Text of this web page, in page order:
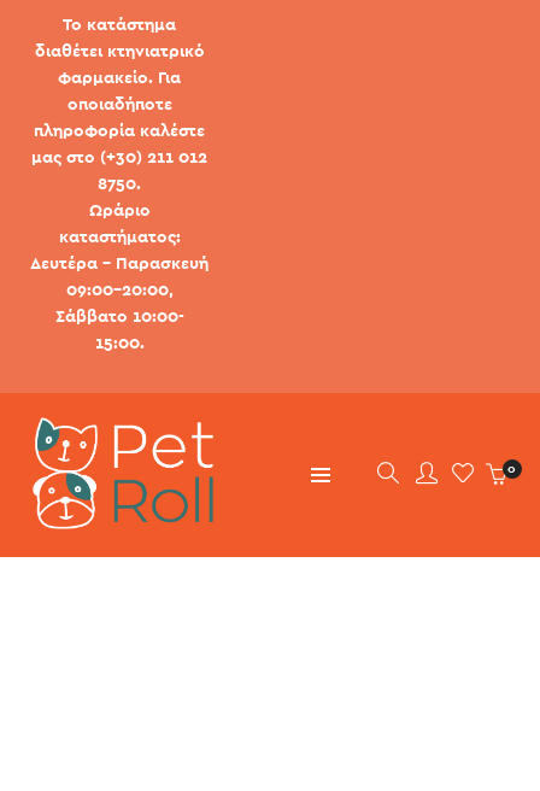
Το κατάστημα
διαθέτει κτηνιατρικό
φαρμακείο. Για
οποιαδήποτε
πληροφορία καλέστε
μας στο (+30) 211 012
8750.
Ωράριο
καταστήματος:
Δευτέρα - Παρασκευή
09:00-20:00,
Σάββατο 10:00-
15:00.
0